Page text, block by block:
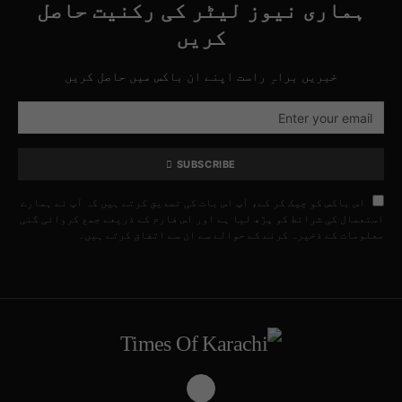
ہماری نیوز لیٹر کی رکنیت حاصل
کریں
خبریں براہِ راست اپنے ان باکس میں حاصل کریں
SUBSCRIBE
اس باکس کو چیک کر کے، آپ اس بات کی تصدیق کرتے ہیں کہ آپ نے ہمارے
استعمال کی شرائط کو پڑھ لیا ہے اور اس فارم کے ذریعے جمع کروائی گئی
معلومات کے ذخیرہ کرنے کے حوالے سے ان سے اتفاق کرتے ہیں۔